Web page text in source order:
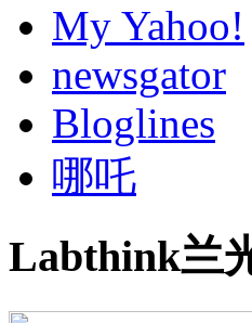
My Yahoo!
newsgator
Bloglines
哪吒
Labthink兰